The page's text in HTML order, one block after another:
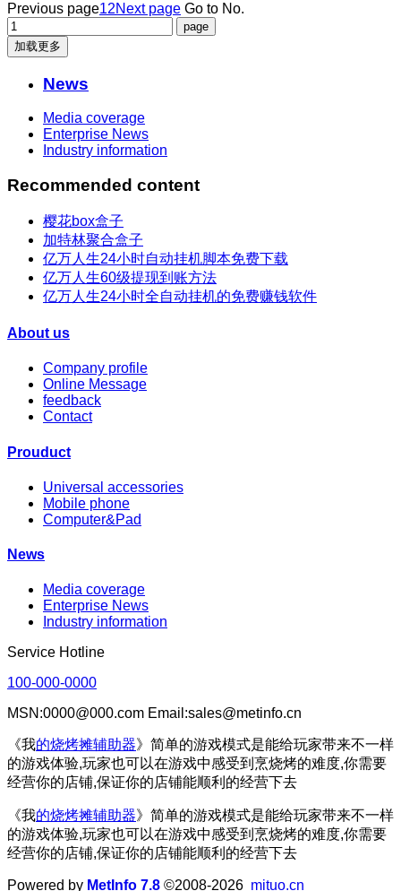
Previous page12Next page Go to No.
加载更多
News
Media coverage
Enterprise News
Industry information
Recommended content
樱花box盒子
加特林聚合盒子
亿万人生24小时自动挂机脚本免费下载
亿万人生60级提现到账方法
亿万人生24小时全自动挂机的免费赚钱软件
About us
Company profile
Online Message
feedback
Contact
Prouduct
Universal accessories
Mobile phone
Computer&Pad
News
Media coverage
Enterprise News
Industry information
Service Hotline
100-000-0000
MSN:0000@000.com Email:sales@metinfo.cn
《我的烧烤摊辅助器》简单的游戏模式是能给玩家带来不一样
的游戏体验,玩家也可以在游戏中感受到烹烧烤的难度,你需要
经营你的店铺,保证你的店铺能顺利的经营下去
《我的烧烤摊辅助器》简单的游戏模式是能给玩家带来不一样
的游戏体验,玩家也可以在游戏中感受到烹烧烤的难度,你需要
经营你的店铺,保证你的店铺能顺利的经营下去
Powered by MetInfo 7.8 ©2008-2026 mituo.cn